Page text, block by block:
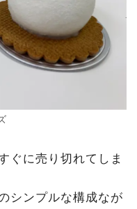
ぐに売り切れてしま
シンプルな構成なが